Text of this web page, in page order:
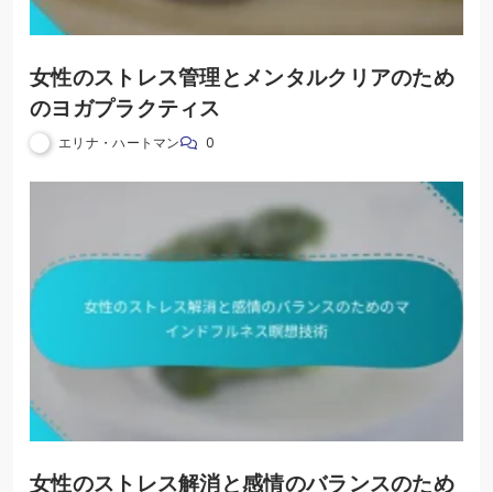
女性のストレス管理とメンタルクリアのため
のヨガプラクティス
エリナ・ハートマン 0
女性のストレス解消と感情のバランスのため